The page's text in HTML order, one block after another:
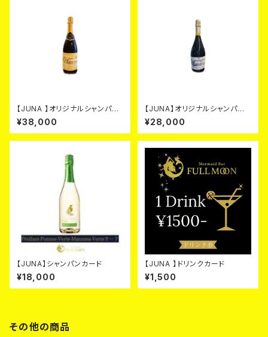
【JUNA 】オリジナルシャンパ
ン ゴールド カード
¥38,000
【JUNA】オリジナルシャンパ
ン シルバー カード
¥28,000
【JUNA】シャンパンカード
¥18,000
【JUNA 】ドリンクカード
¥1,500
その他の商品